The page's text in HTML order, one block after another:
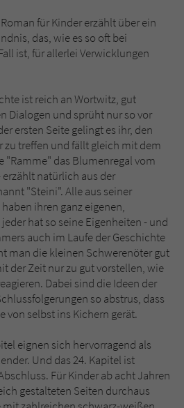
für Kinder erzählt über ein
das, wie es so oft bei
ist, für allerlei Verwicklungen
ist reich an Wortwitz, gut
Dialogen und sprüht nur so vor
ersten Seite gelingt es ihr, den
zu treffen und fällt gleich mit dem
"Ramme" das Blumenregal vom
natürlich aus der
"Steini". Alle aus seiner
ihren ganz eigenen,
hat so seine Eigenheiten - und
auch im Laufe der Geschichte
man die kleinen Schwerenöter gut
der Zeit nur zu gut vorstellen, wie
Dabei sind die Ideen der
so abstrus, dass
von selbst ins Kichern gerät.
eignen sich hervorragend als
Und das 24. Kapitel ist
Für Kinder ab acht Jahren
gestalteten Seiten durchaus